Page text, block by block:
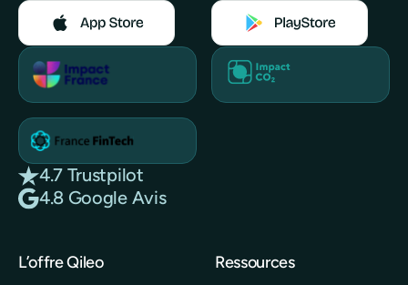
4.7 Trustpilot
4.8 Google Avis
L’offre Qileo Ressources